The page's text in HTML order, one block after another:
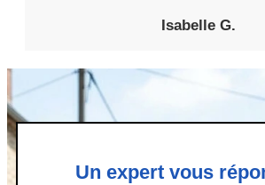
Isabelle G.
Un expert vous